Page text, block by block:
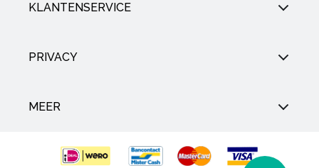
KLANTENSERVICE
PRIVACY
MEER